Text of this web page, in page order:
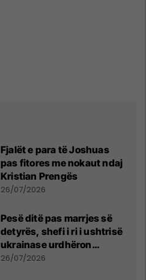
Fjalët e para të Joshuas
pas fitores me nokaut ndaj
Kristian Prengës
26/07/2026
Pesë ditë pas marrjes së
detyrës, shefi i ri i ushtrisë
ukrainase urdhëron
kontroll të madh
26/07/2026